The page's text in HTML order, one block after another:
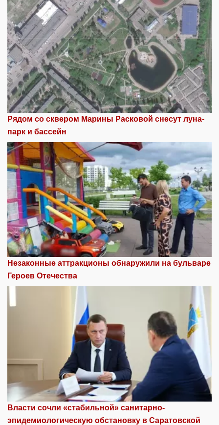
Рядом со сквером Марины Расковой снесут луна-
парк и бассейн
Незаконные аттракционы обнаружили на бульваре
Героев Отечества
Власти сочли «стабильной» санитарно-
эпидемиологическую обстановку в Саратовской